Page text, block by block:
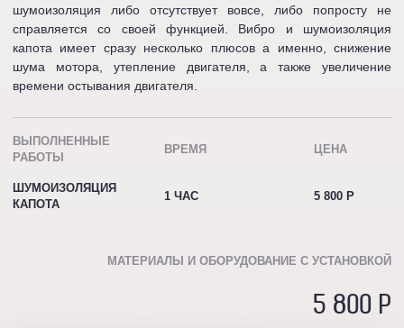
шумоизоляция либо отсутствует вовсе, либо попросту не
справляется со своей функцией. Вибро и шумоизоляция
капота имеет сразу несколько плюсов а именно, снижение
шума мотора, утепление двигателя, а также увеличение
времени остывания двигателя.
ВЫПОЛНЕННЫЕ
РАБОТЫ
ВРЕМЯ ЦЕНА
ШУМОИЗОЛЯЦИЯ
КАПОТА
1 ЧАС 5 800 P
МАТЕРИАЛЫ И ОБОРУДОВАНИЕ С УСТАНОВКОЙ
5 800 P